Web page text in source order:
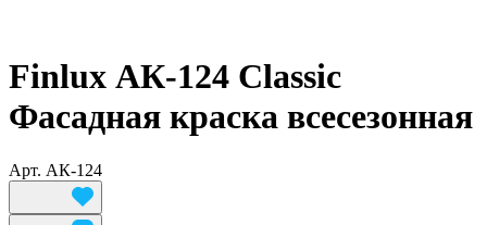
Finlux АК-124 Classic
Фасадная краска всесезонная
Арт. АК-124